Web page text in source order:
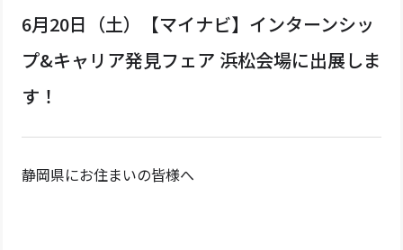
6月20日（土）【マイナビ】インターンシッ
プ&キャリア発見フェア 浜松会場に出展しま
す！
静岡県にお住まいの皆様へ